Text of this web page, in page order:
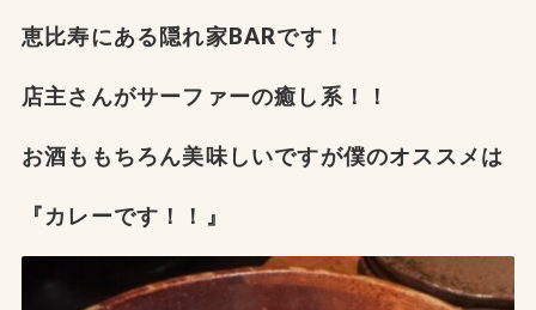
恵比寿にある隠れ家BARです！
店主さんがサーファーの癒し系！！
お酒ももちろん美味しいですが僕のオススメは
『カレーです！！』